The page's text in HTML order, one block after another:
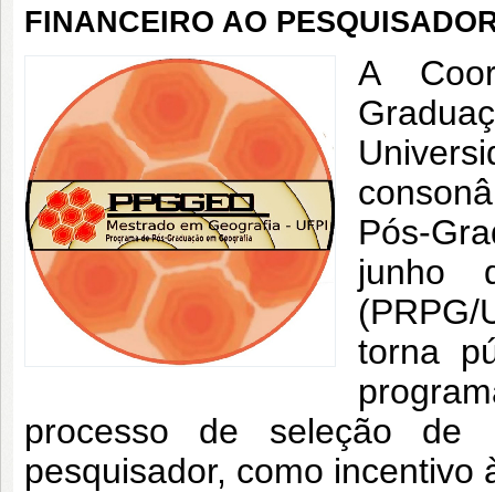
FINANCEIRO AO
A
Pós-
junho
torna
processo de seleção de
pesquisador, como incentivo